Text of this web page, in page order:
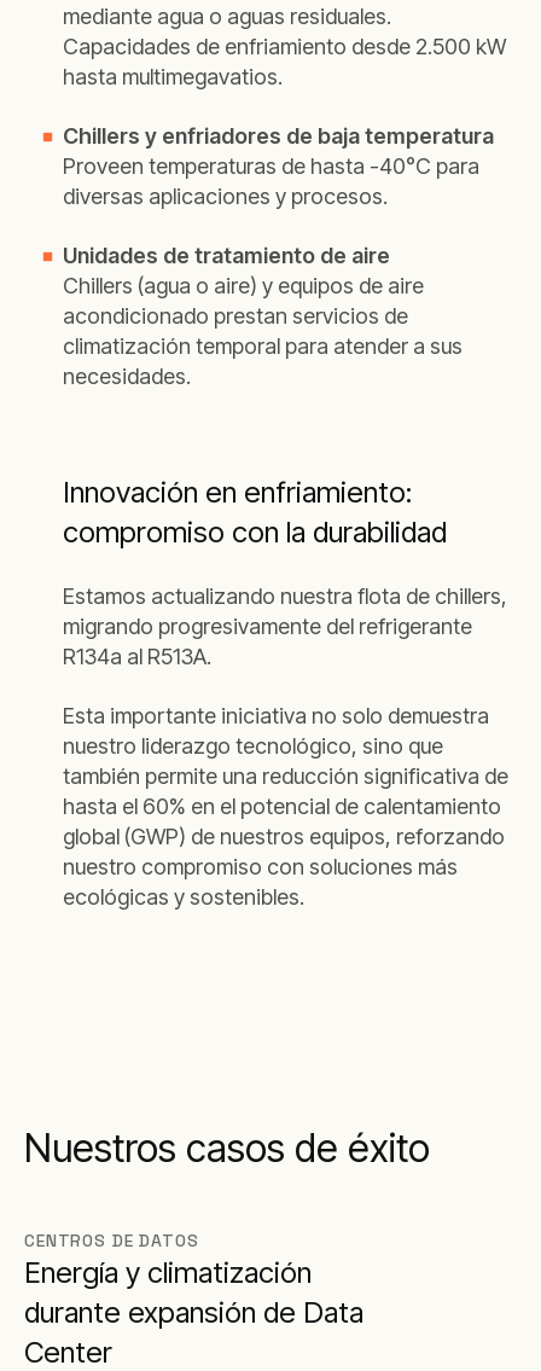
mediante agua o aguas residuales.
Capacidades de enfriamiento desde 2.500 kW
hasta multimegavatios.
Chillers y enfriadores de baja temperatura
Proveen temperaturas de hasta -40°C para
diversas aplicaciones y procesos.
Unidades de tratamiento de aire
Chillers (agua o aire) y equipos de aire
acondicionado prestan servicios de
climatización temporal para atender a sus
necesidades.
Innovación en enfriamiento:
compromiso con la durabilidad
Estamos actualizando nuestra flota de chillers,
migrando progresivamente del refrigerante
R134a al R513A.
Esta importante iniciativa no solo demuestra
nuestro liderazgo tecnológico, sino que
también permite una reducción significativa de
hasta el 60% en el potencial de calentamiento
global (GWP) de nuestros equipos, reforzando
nuestro compromiso con soluciones más
ecológicas y sostenibles.
Nuestros casos de éxito
CENTROS DE DATOS
Energía y climatización
durante expansión de Data
Center